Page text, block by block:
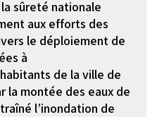
sûreté nationale
aux efforts des
le déploiement de
à
de la ville de
la montée des eaux de
l’inondation de